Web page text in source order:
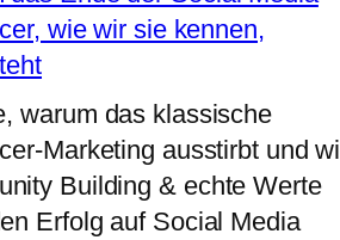
wie wir sie kennen,
warum das klassische
Marketing ausstirbt und
Building & echte Werte
Erfolg auf Social Media